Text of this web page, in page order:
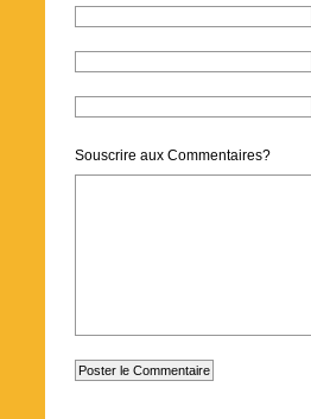
Souscrire aux Commentaires?